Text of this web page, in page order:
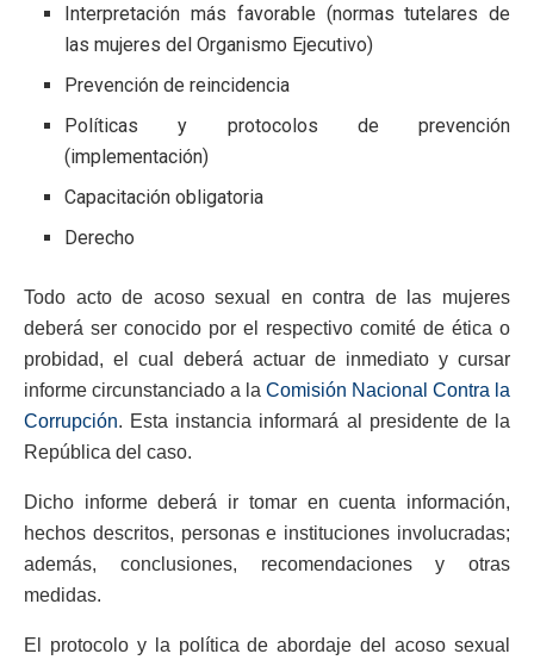
Interpretación más favorable (normas tutelares de
las mujeres del Organismo Ejecutivo)
Prevención de reincidencia
Políticas y protocolos de prevención
(implementación)
Capacitación obligatoria
Derecho
Todo acto de acoso sexual en contra de las mujeres
deberá ser conocido por el respectivo comité de ética o
probidad, el cual deberá actuar de inmediato y cursar
informe circunstanciado a la Comisión Nacional Contra la
Corrupción. Esta instancia informará al presidente de la
República del caso.
Dicho informe deberá ir tomar en cuenta información,
hechos descritos, personas e instituciones involucradas;
además, conclusiones, recomendaciones y otras
medidas.
El protocolo y la política de abordaje del acoso sexual